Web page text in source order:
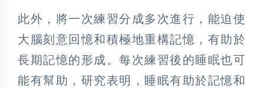
此外，將一次練習分成多次進行，能迫使
大腦刻意回憶和積極地重構記憶，有助於
長期記憶的形成。每次練習後的睡眠也可
能有幫助，研究表明，睡眠有助於記憶和